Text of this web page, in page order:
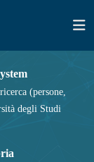
(persone,
degli Studi